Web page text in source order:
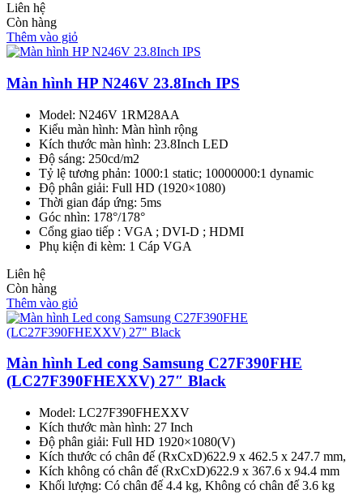
Liên hệ
Còn hàng
Thêm vào giỏ
Màn hình HP N246V 23.8Inch IPS
Model: N246V 1RM28AA
Kiểu màn hình: Màn hình rộng
Kích thước màn hình: 23.8Inch LED
Độ sáng: 250cd/m2
Tỷ lệ tương phản: 1000:1 static; 10000000:1 dynamic
Độ phân giải: Full HD (1920×1080)
Thời gian đáp ứng: 5ms
Góc nhìn: 178°/178°
Cổng giao tiếp : VGA ; DVI-D ; HDMI
Phụ kiện đi kèm: 1 Cáp VGA
Liên hệ
Còn hàng
Thêm vào giỏ
Màn hình Led cong Samsung C27F390FHE
(LC27F390FHEXXV) 27″ Black
Model: LC27F390FHEXXV
Kích thước màn hình: 27 Inch
Độ phân giải: Full HD 1920×1080(V)
Kích thước có chân đế (RxCxD)622.9 x 462.5 x 247.7 mm,
Kích không có chân đế (RxCxD)622.9 x 367.6 x 94.4 mm
Khối lượng: Có chân đế 4.4 kg, Không có chân đế 3.6 kg